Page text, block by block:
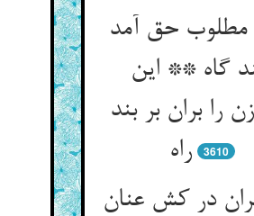
حق آمد
گاه ** این
را بران بر بند
راه‌‌
3610
در کش عنان